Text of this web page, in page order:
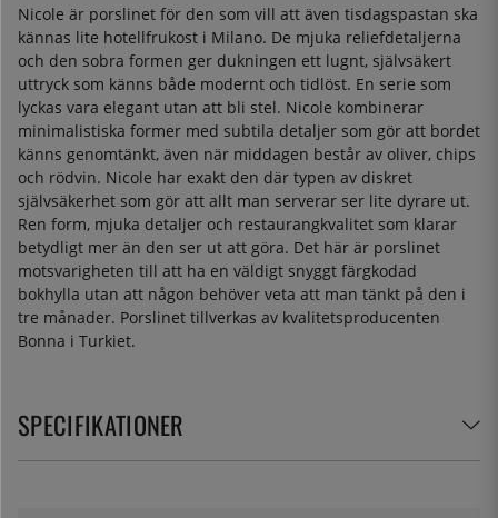
Nicole är porslinet för den som vill att även tisdagspastan ska
kännas lite hotellfrukost i Milano. De mjuka reliefdetaljerna
och den sobra formen ger dukningen ett lugnt, självsäkert
uttryck som känns både modernt och tidlöst. En serie som
lyckas vara elegant utan att bli stel. Nicole kombinerar
minimalistiska former med subtila detaljer som gör att bordet
känns genomtänkt, även när middagen består av oliver, chips
och rödvin. Nicole har exakt den där typen av diskret
självsäkerhet som gör att allt man serverar ser lite dyrare ut.
Ren form, mjuka detaljer och restaurangkvalitet som klarar
betydligt mer än den ser ut att göra. Det här är porslinet
motsvarigheten till att ha en väldigt snyggt färgkodad
bokhylla utan att någon behöver veta att man tänkt på den i
tre månader. Porslinet tillverkas av kvalitetsproducenten
Bonna i Turkiet.
SPECIFIKATIONER